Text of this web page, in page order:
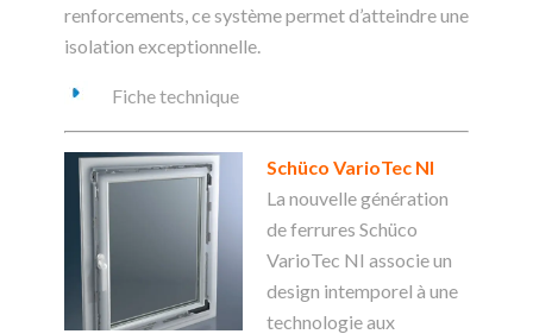
renforcements, ce système permet d’atteindre une
isolation exceptionnelle.
Fiche technique
Schüco VarioTec NI
La nouvelle génération
de ferrures Schüco
VarioTec NI associe un
design intemporel à une
technologie aux